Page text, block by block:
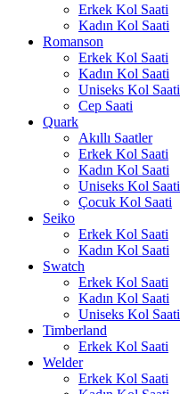
Erkek Kol Saati
Kadın Kol Saati
Romanson
Erkek Kol Saati
Kadın Kol Saati
Uniseks Kol Saati
Cep Saati
Quark
Akıllı Saatler
Erkek Kol Saati
Kadın Kol Saati
Uniseks Kol Saati
Çocuk Kol Saati
Seiko
Erkek Kol Saati
Kadın Kol Saati
Swatch
Erkek Kol Saati
Kadın Kol Saati
Uniseks Kol Saati
Timberland
Erkek Kol Saati
Welder
Erkek Kol Saati